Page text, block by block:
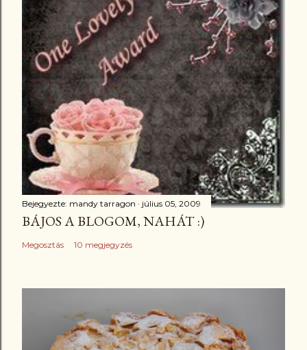
Bejegyezte: mandy tarragon július 05, 2009
BÁJOS A BLOGOM, NAHÁT :)
Megosztás 10 megjegyzés